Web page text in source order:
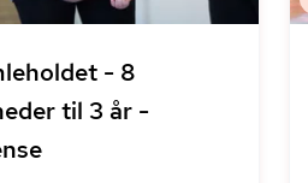
- 8
til 3 år -